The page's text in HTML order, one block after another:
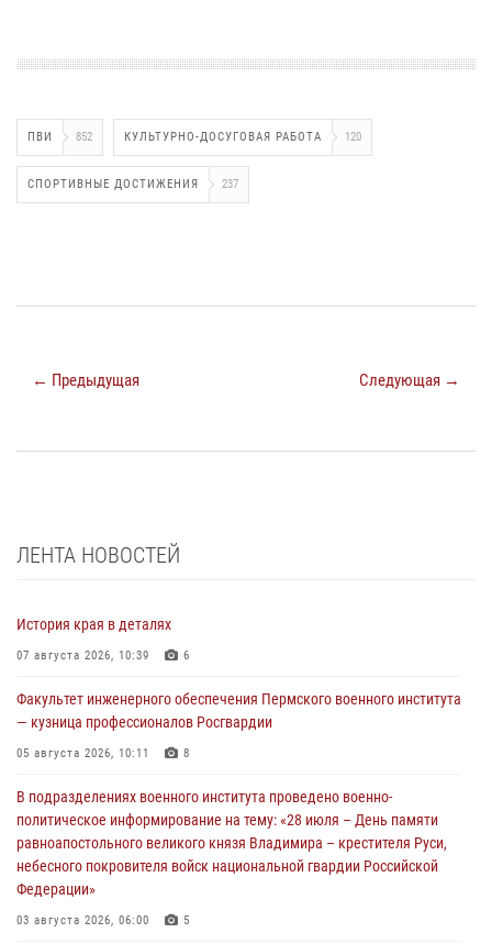
ПВИ 852 КУЛЬТУРНО-ДОСУГОВАЯ РАБОТА 120
СПОРТИВНЫЕ ДОСТИЖЕНИЯ 237
← Предыдущая Следующая →
ЛЕНТА НОВОСТЕЙ
История края в деталях
07 августа 2026, 10:39 6
Факультет инженерного обеспечения Пермского военного института
— кузница профессионалов Росгвардии
05 августа 2026, 10:11 8
В подразделениях военного института проведено военно-
политическое информирование на тему: «28 июля – День памяти
равноапостольного великого князя Владимира – крестителя Руси,
небесного покровителя войск национальной гвардии Российской
Федерации»
03 августа 2026, 06:00 5